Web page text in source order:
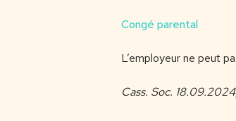
Congé parental
L’employeur ne peut
Cass. Soc.